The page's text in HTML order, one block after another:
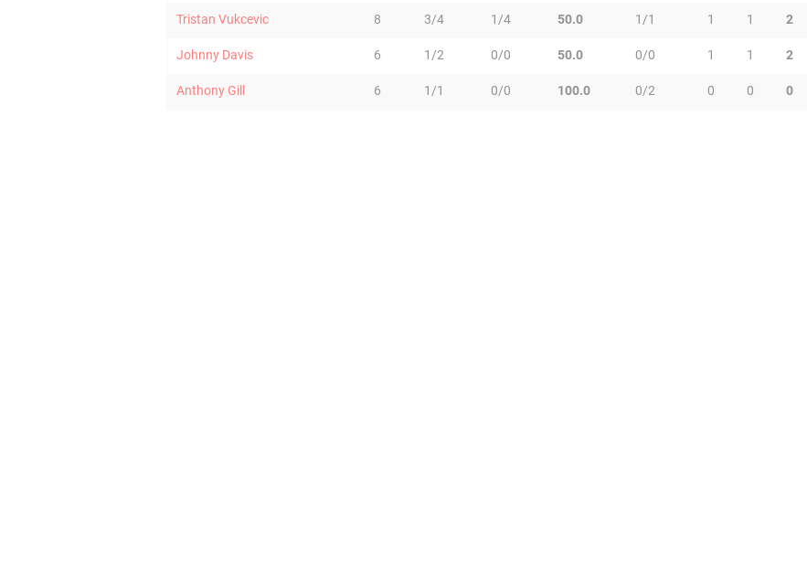
Tristan Vukcevic 8 3/4 1/4 50.0 1/1 1 1 2
Johnny Davis 6 1/2 0/0 50.0 0/0 1 1 2
Anthony Gill 6 1/1 0/0 100.0 0/2 0 0 0